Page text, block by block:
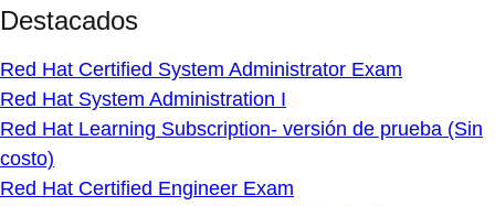
Destacados
Red Hat Certified System Administrator Exam
Red Hat System Administration I
Red Hat Learning Subscription- versión de prueba (Sin
costo)
Red Hat Certified Engineer Exam